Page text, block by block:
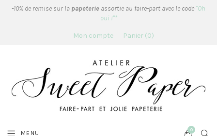
-10% de remise sur la papeterie assortie au faire-part avec le code "Oh
oui !"*
Mon compte Panier 0
MENU Cart
0